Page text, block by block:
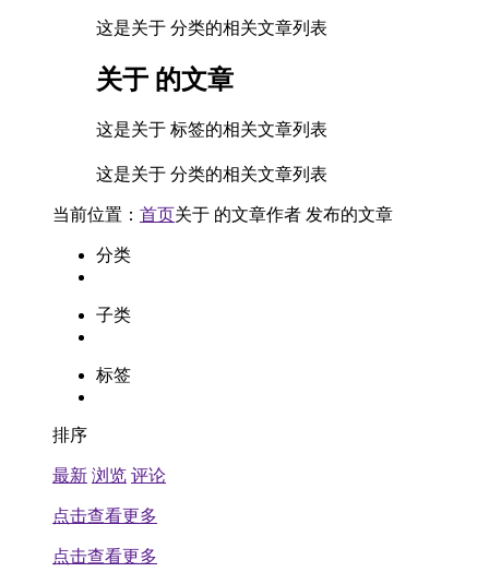
这是关于 分类的相关文章列表
关于 的文章
这是关于 标签的相关文章列表
这是关于 分类的相关文章列表
当前位置： 首页关于 的文章作者 发布的文章
分类
子类
标签
排序
最新 浏览 评论
点击查看更多
点击查看更多